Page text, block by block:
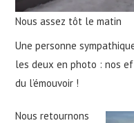
Nous assez tôt le matin
Une personne
les deux en photo : nos
du l’émouvoir !
Nous retournons